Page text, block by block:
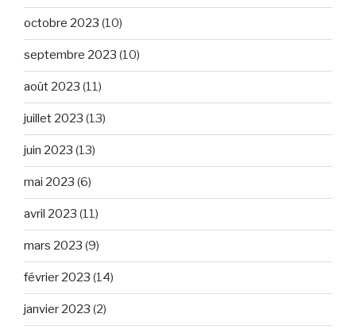
octobre 2023 (10)
septembre 2023 (10)
août 2023 (11)
juillet 2023 (13)
juin 2023 (13)
mai 2023 (6)
avril 2023 (11)
mars 2023 (9)
février 2023 (14)
janvier 2023 (2)